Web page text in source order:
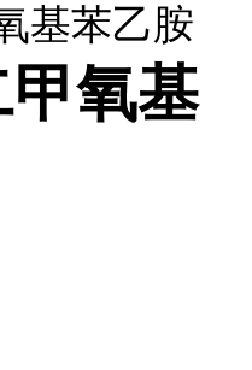
基苯乙胺
氧基